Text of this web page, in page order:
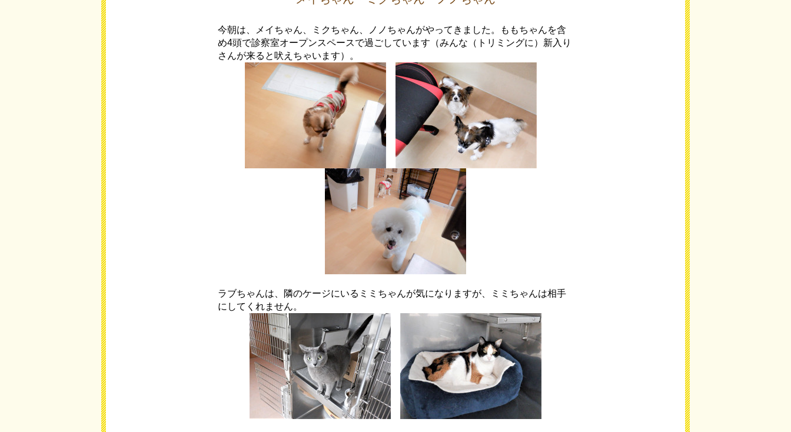
今朝は、メイちゃん、ミクちゃん、ノノちゃんがやってきました。ももちゃんを含
め4頭で診察室オープンスペースで過ごしています（みんな（トリミングに）新入り
さんが来ると吠えちゃいます）。
ラブちゃんは、隣のケージにいるミミちゃんが気になりますが、ミミちゃんは相手
にしてくれません。